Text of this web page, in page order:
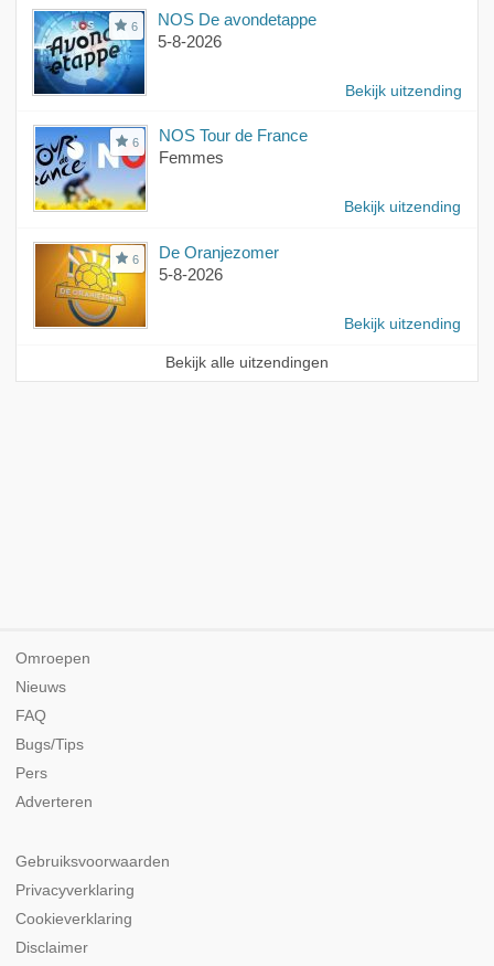
6
NOS De avondetappe
5-8-2026
Bekijk uitzending
6
NOS Tour de France
Femmes
Bekijk uitzending
6
De Oranjezomer
5-8-2026
Bekijk uitzending
Bekijk alle uitzendingen
Omroepen
Nieuws
FAQ
Bugs/Tips
Pers
Adverteren
Gebruiksvoorwaarden
Privacyverklaring
Cookieverklaring
Disclaimer